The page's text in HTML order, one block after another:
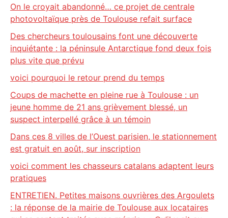
On le croyait abandonné… ce projet de centrale
photovoltaïque près de Toulouse refait surface
Des chercheurs toulousains font une découverte
inquiétante : la péninsule Antarctique fond deux fois
plus vite que prévu
voici pourquoi le retour prend du temps
Coups de machette en pleine rue à Toulouse : un
jeune homme de 21 ans grièvement blessé, un
suspect interpellé grâce à un témoin
Dans ces 8 villes de l’Ouest parisien, le stationnement
est gratuit en août, sur inscription
voici comment les chasseurs catalans adaptent leurs
pratiques
ENTRETIEN. Petites maisons ouvrières des Argoulets
: la réponse de la mairie de Toulouse aux locataires